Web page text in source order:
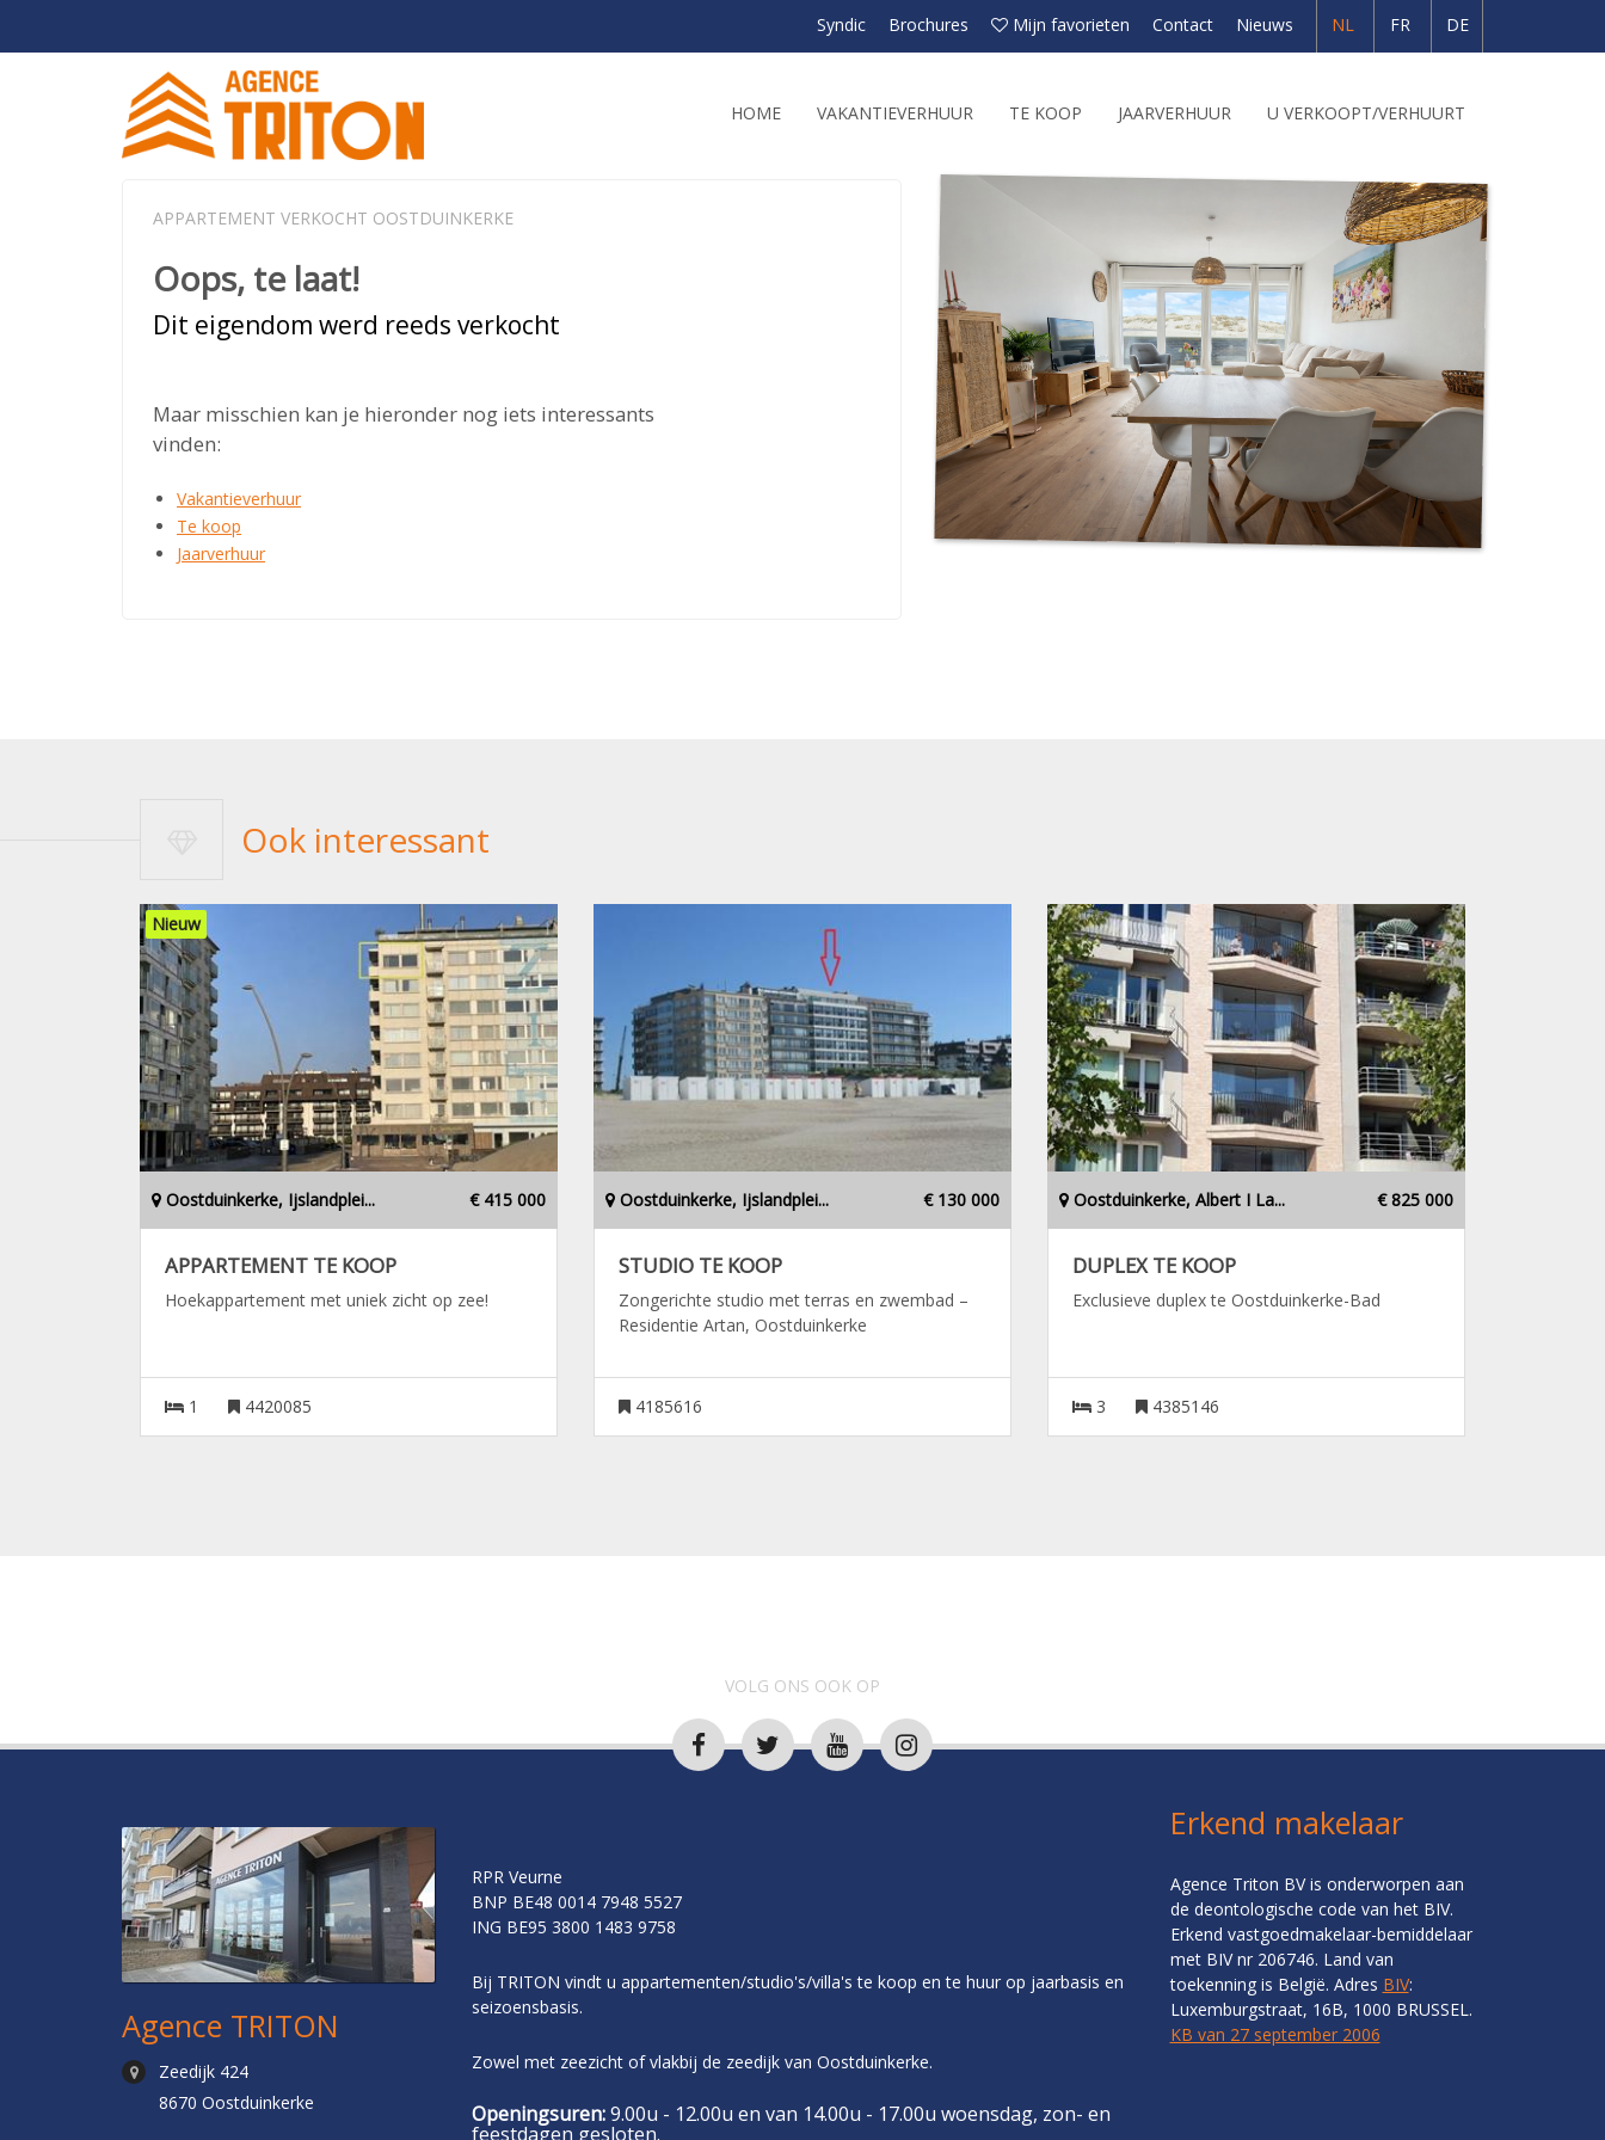
Syndic Brochures Mijn favorieten Contact Nieuws NL FR DE
HOME VAKANTIEVERHUUR TE KOOP JAARVERHUUR U VERKOOPT/VERHUURT
APPARTEMENT VERKOCHT OOSTDUINKERKE
Oops, te laat!
Dit eigendom werd reeds verkocht
Maar misschien kan je hieronder nog iets interessants
vinden:
Vakantieverhuur
Te koop
Jaarverhuur
Ook interessant
Nieuw
Oostduinkerke, Ijslandplei... € 415 000
APPARTEMENT TE KOOP
Hoekappartement met uniek zicht op zee!
1 4420085
Oostduinkerke, Ijslandplei... € 130 000
STUDIO TE KOOP
Zongerichte studio met terras en zwembad –
Residentie Artan, Oostduinkerke
4185616
Oostduinkerke, Albert I La... € 825 000
DUPLEX TE KOOP
Exclusieve duplex te Oostduinkerke-Bad
3 4385146
VOLG ONS OOK OP
Agence TRITON
Zeedijk 424
8670 Oostduinkerke
RPR Veurne
BNP BE48 0014 7948 5527
ING BE95 3800 1483 9758
Bij TRITON vindt u appartementen/studio's/villa's te koop en te huur op jaarbasis en
seizoensbasis.
Zowel met zeezicht of vlakbij de zeedijk van Oostduinkerke.
Openingsuren:9.00u - 12.00u en van 14.00u - 17.00u woensdag, zon- en
feestdagen gesloten.
Erkend makelaar
Agence Triton BV is onderworpen aan
de deontologische code van het BIV.
Erkend vastgoedmakelaar-bemiddelaar
met BIV nr 206746. Land van
toekenning is België. Adres BIV:
Luxemburgstraat, 16B, 1000 BRUSSEL.
KB van 27 september 2006